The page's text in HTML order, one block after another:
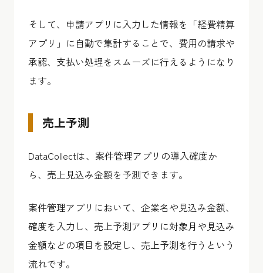
そして、申請アプリに入力した情報を「経費精算
アプリ」に自動で集計することで、費用の請求や
承認、支払い処理をスムーズに行えるようになり
ます。
売上予測
DataCollectは、案件管理アプリの導入確度か
ら、売上見込み金額を予測できます。
案件管理アプリにおいて、企業名や見込み金額、
確度を入力し、売上予測アプリに対象月や見込み
金額などの項目を設定し、売上予測を行うという
流れです。